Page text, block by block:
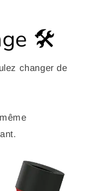
🛠️
changer de